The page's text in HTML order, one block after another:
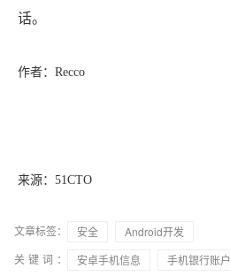
话。
作者：Recco
来源：51CTO
文章标签： 安全
Android开发
关键词：
安卓手机信息 手机银行账户